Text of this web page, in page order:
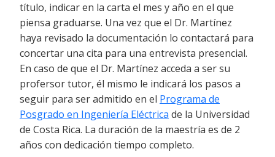
título, indicar en la carta el mes y año en el que
piensa graduarse. Una vez que el Dr. Martínez
haya revisado la documentación lo contactará para
concertar una cita para una entrevista presencial.
En caso de que el Dr. Martínez acceda a ser su
profersor tutor, él mismo le indicará los pasos a
seguir para ser admitido en el Programa de
Posgrado en Ingeniería Eléctrica de la Universidad
de Costa Rica. La duración de la maestría es de 2
años con dedicación tiempo completo.